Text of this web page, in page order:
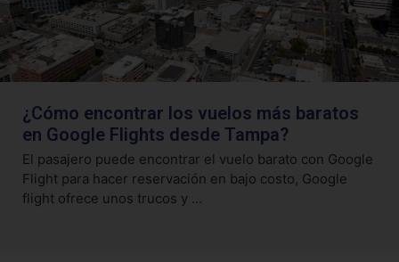
¿Cómo encontrar los vuelos más baratos
en Google Flights desde Tampa?
El pasajero puede encontrar el vuelo barato con Google
Flight para hacer reservación en bajo costo, Google
flight ofrece unos trucos y …